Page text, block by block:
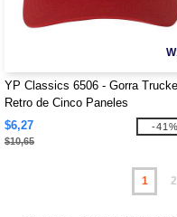
YP Classics 6506 - Gorra
Retro de Cinco Paneles
$6,27
$10,65
-41%
1 2